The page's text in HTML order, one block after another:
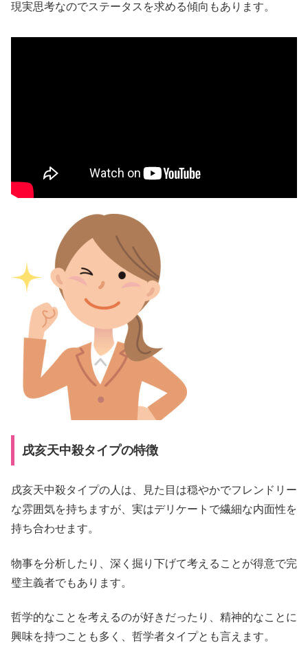
現実思考なのでステータスを求める傾向もあります。
戌亥天中殺タイプの特徴
戌亥天中殺タイプの人は、見た目は穏やかでフレンドリー
な雰囲気を持ちますが、実はデリケートで繊細な内面性を
持ち合わせます。
物事を分析したり、深く掘り下げて考えることが得意で完
璧主義者でもあります。
哲学的なことを考えるのが好きだったり、精神的なことに
興味を持つことも多く、哲学者タイプとも言えます。